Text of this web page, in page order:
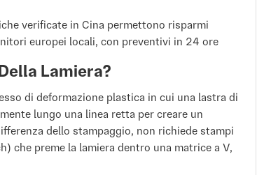
verificate in Cina permettono risparmi
europei locali, con preventivi in 24 ore
Lamiera?
di deformazione plastica in cui una lastra di
lungo una linea retta per creare un
dello stampaggio, non richiede stampi
che preme la lamiera dentro una matrice a V,